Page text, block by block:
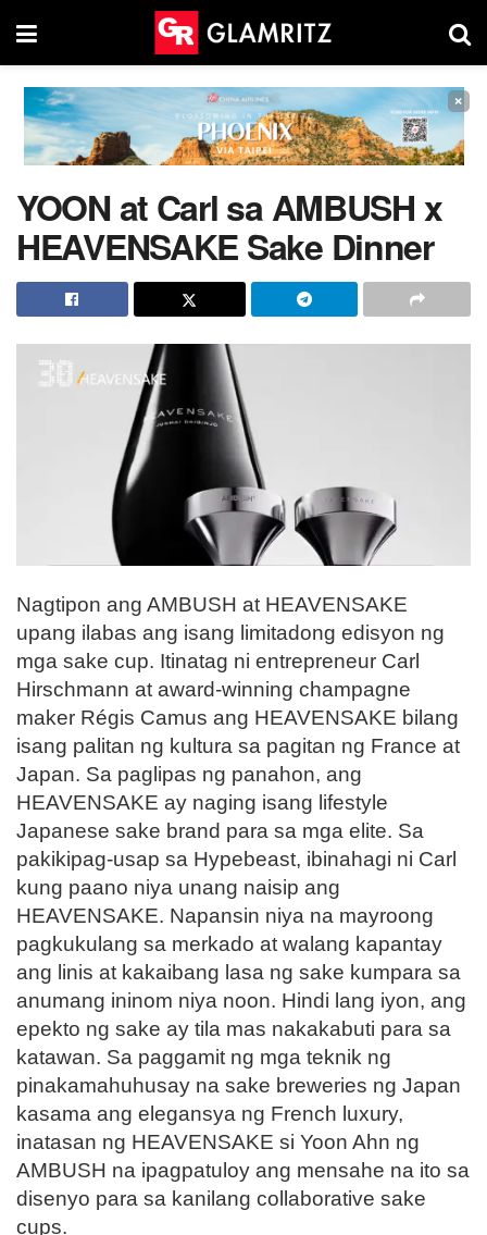
×
YOON at Carl sa AMBUSH x
HEAVENSAKE Sake Dinner
Nagtipon ang AMBUSH at HEAVENSAKE
upang ilabas ang isang limitadong edisyon ng
mga sake cup. Itinatag ni entrepreneur Carl
Hirschmann at award-winning champagne
maker Régis Camus ang HEAVENSAKE bilang
isang palitan ng kultura sa pagitan ng France at
Japan. Sa paglipas ng panahon, ang
HEAVENSAKE ay naging isang lifestyle
Japanese sake brand para sa mga elite. Sa
pakikipag-usap sa Hypebeast, ibinahagi ni Carl
kung paano niya unang naisip ang
HEAVENSAKE. Napansin niya na mayroong
pagkukulang sa merkado at walang kapantay
ang linis at kakaibang lasa ng sake kumpara sa
anumang ininom niya noon. Hindi lang iyon, ang
epekto ng sake ay tila mas nakakabuti para sa
katawan. Sa paggamit ng mga teknik ng
pinakamahuhusay na sake breweries ng Japan
kasama ang elegansya ng French luxury,
inatasan ng HEAVENSAKE si Yoon Ahn ng
AMBUSH na ipagpatuloy ang mensahe na ito sa
disenyo para sa kanilang collaborative sake
cups.